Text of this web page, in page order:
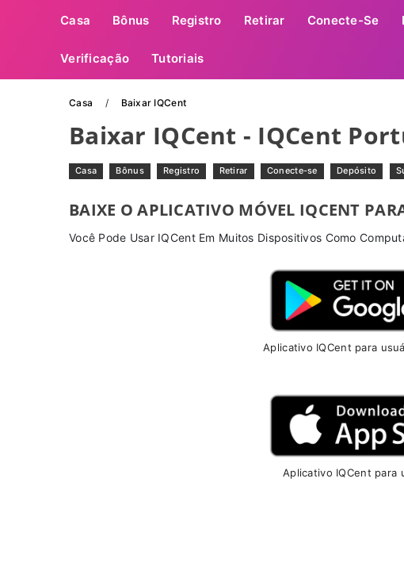
Casa Bônus Registro Retirar Conecte-Se
Verificação Tutoriais
Casa Baixar IQCent
Baixar IQCent - IQCent
Casa Bônus Registro Retirar Conecte-se Depósito
BAIXE O APLICATIVO MÓVEL IQCENT
Você Pode Usar IQCent Em Muitos Dispositivos Como
Aplicativo IQCent para
Aplicativo IQCent para